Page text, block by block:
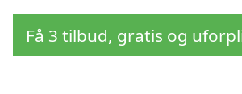
Få 3 tilbud, gratis og